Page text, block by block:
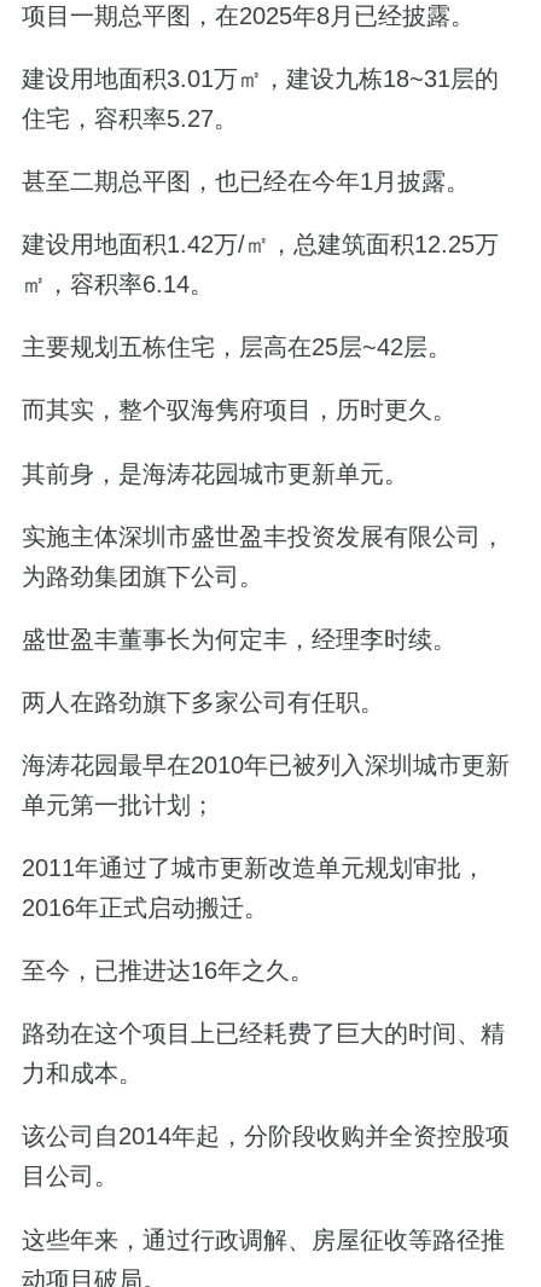
项目一期总平图，在2025年8月已经披露。
建设用地面积3.01万㎡，建设九栋18~31层的
住宅，容积率5.27。
甚至二期总平图，也已经在今年1月披露。
建设用地面积1.42万/㎡，总建筑面积12.25万
㎡，容积率6.14。
主要规划五栋住宅，层高在25层~42层。
而其实，整个驭海隽府项目，历时更久。
其前身，是海涛花园城市更新单元。
实施主体深圳市盛世盈丰投资发展有限公司，
为路劲集团旗下公司。
盛世盈丰董事长为何定丰，经理李时续。
两人在路劲旗下多家公司有任职。
海涛花园最早在2010年已被列入深圳城市更新
单元第一批计划；
2011年通过了城市更新改造单元规划审批，
2016年正式启动搬迁。
至今，已推进达16年之久。
路劲在这个项目上已经耗费了巨大的时间、精
力和成本。
该公司自2014年起，分阶段收购并全资控股项
目公司。
这些年来，通过行政调解、房屋征收等路径推
动项目破局。